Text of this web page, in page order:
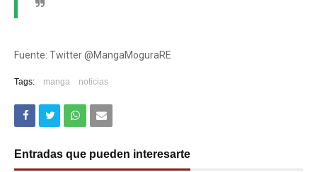
Fuente: Twitter @MangaMoguraRE
Tags: manga noticias
Entradas que pueden interesarte